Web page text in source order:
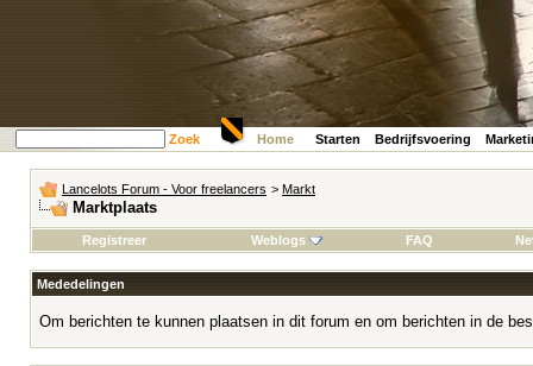
Zoek Home Starten Bedrijfsvoering
Lancelots Forum - Voor freelancers > Markt
Marktplaats
Registreer Weblogs FAQ
Mededelingen
Om berichten te kunnen plaatsen in dit forum en om berichten in de